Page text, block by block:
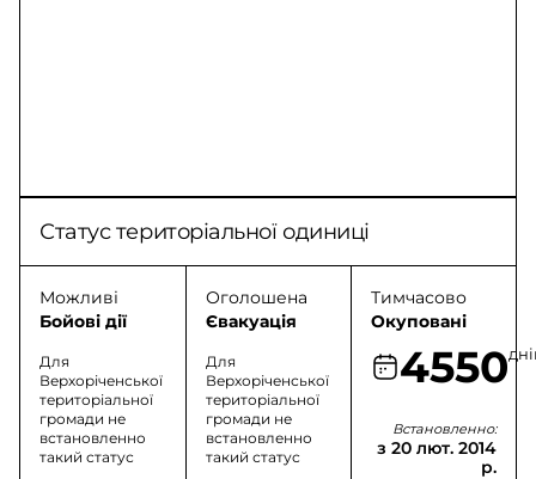
Статус територіальної одиниці
Можливі
Бойові дії
Для
Верхоріченської
територіальної
громади не
встановленно
такий статус
Оголошена
Євакуація
Для
Верхоріченської
територіальної
громади не
встановленно
такий статус
Тимчасово
Окуповані
4550
Встановленно:
з 20 лют. 2014
р.